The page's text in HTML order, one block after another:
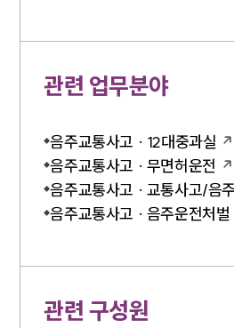
법률 블로
뉴스레터/브로
대륜법률상담
대륜법률상담
관련 업무분야
음주교통사고 · 12대중과실
음주교통사고 · 무면허운전
음주교통사고 · 교통사고/음
음주교통사고 · 음주운전처벌
관련 구성원